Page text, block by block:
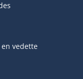
vedette